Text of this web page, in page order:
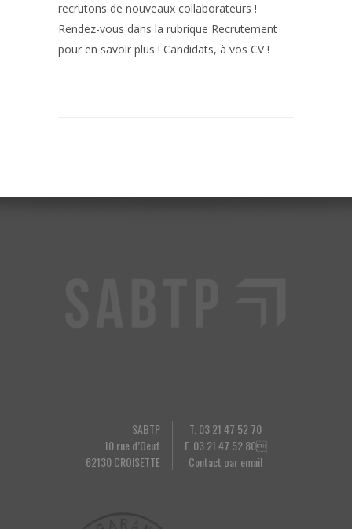
recrutons de nouveaux collaborateurs !
Rendez-vous dans la rubrique Recrutement
pour en savoir plus ! Candidats, à vos CV !
SABTP
10 rue d’Oeuf
62130 CROISETTE
T. 03 21 47 52 70
F. 03 21 47 52 80
Contact par email